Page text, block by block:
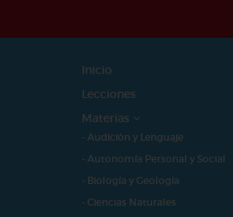
Inicio
Lecciones
Materias
- Audición y Lenguaje
- Autonomía Personal y Social
- Biología y Geología
- Ciencias Naturales